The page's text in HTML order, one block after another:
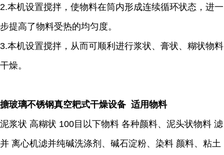
2.本机设置搅拌，使物料在筒内形成连续循环状态，进一
步提高了物料受热的均匀度。
3.本机设置搅拌，从而可顺利进行浆状、膏状、糊状物料
干燥。
搪玻璃不锈钢真空耙式干燥设备 适用物料
泥浆状 高糊状 100目以下物料 各种颜料、泥头状物料 滤
并 离心机滤并纯碱洗涤剂、碱石淀粉、染料 颜料、粘土